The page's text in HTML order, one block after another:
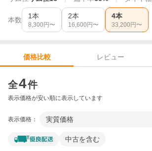
本数 1本
8,300 円〜
2本
16,600 円〜
4本
33,200 円〜
価格比較 レビュー
全4件
表示価格が安い順に表示しています
表示価格： 実質価格
中古を含む